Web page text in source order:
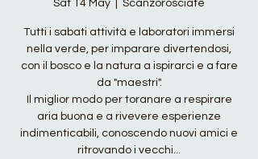
Sat 14 May Scanzorosciate
Tutti i sabati attività e laboratori immersi
nella verde, per imparare divertendosi,
con il bosco e la natura a ispirarci e a fare
da "maestri".
Il miglior modo per toranare a respirare
aria buona e a rivevere esperienze
indimenticabili, conoscendo nuovi amici e
ritrovando i vecchi...